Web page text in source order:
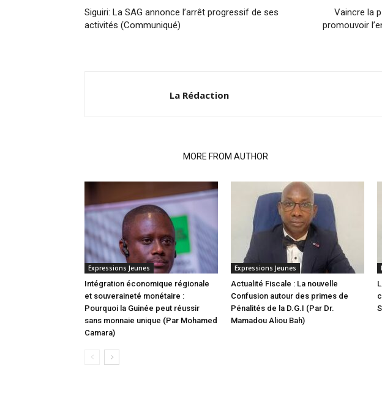
Siguiri: La SAG annonce l’arrêt progressif de ses
activités (Communiqué)
Vaincre la
promouvoir
La Rédaction
MORE FROM AUTHOR
Expressions Jeunes
Intégration économique régionale
et souveraineté monétaire :
Pourquoi la Guinée peut réussir
sans monnaie unique (Par Mohamed
Camara)
Expressions Jeunes
Actualité Fiscale : La nouvelle
Confusion autour des primes de
Pénalités de la D.G.I (Par Dr.
Mamadou Aliou Bah)